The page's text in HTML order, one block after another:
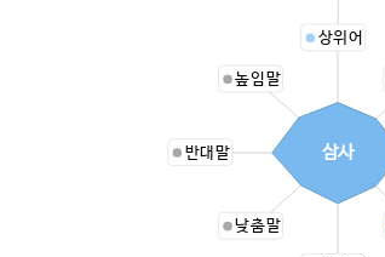
상위어
낮춤말
반대말
높임말
삼사